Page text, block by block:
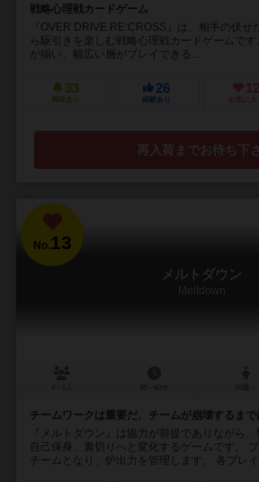
戦略心理戦カードゲーム
『OVER DRIVE RE:CROSS』は、相手の伏せ
ら駆引きを楽しむ戦略心理戦カードゲームです
が揃い、幅広い層がプレイできる...
33
興味あり
26
経験あり
12
お気に入
再入荷までお待ち下
No.13
メルトダウン
Meltdown
チームワークは重要だ、チームが崩壊するまで
『メルトダウン』は協力が前提でありながら、
自己保身、裏切りへと変化するゲームです。
チームとなり、炉出力を管理します。 各プレ